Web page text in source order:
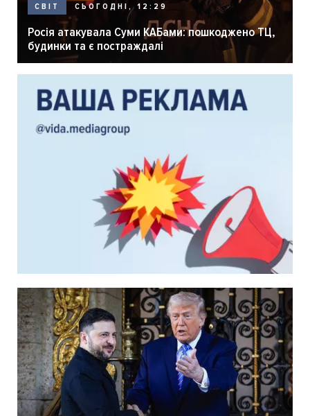
СВІТ СЬОГОДНІ, 12:29
Росія атакувала Суми КАБами: пошкоджено ТЦ,
будинки та є постраждалі